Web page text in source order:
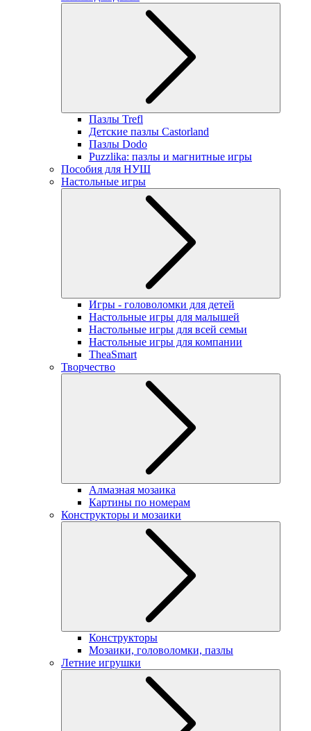
Пазлы Trefl
Детские пазлы Castorland
Пазлы Dodo
Puzzlika: пазлы и магнитные игры
Пособия для НУШ
Настольные игры
Игры - головоломки для детей
Настольные игры для малышей
Настольные игры для всей семьи
Настольные игры для компании
TheaSmart
Творчество
Алмазная мозаика
Картины по номерам
Конструкторы и мозаики
Конструкторы
Мозаики, головоломки, пазлы
Летние игрушки